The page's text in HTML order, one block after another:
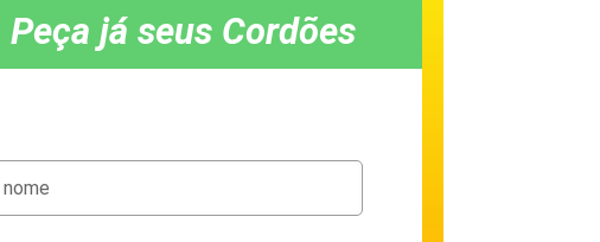
Peça já seus Cordões